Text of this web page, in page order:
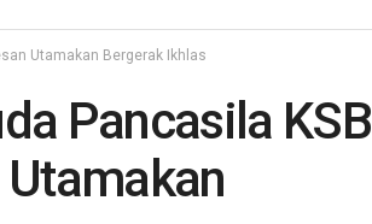
Utamakan Bergerak Ikhlas
Pancasila KSB